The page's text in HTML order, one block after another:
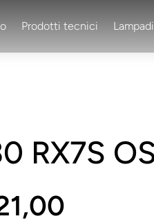
Prodotti tecnici
RX7S